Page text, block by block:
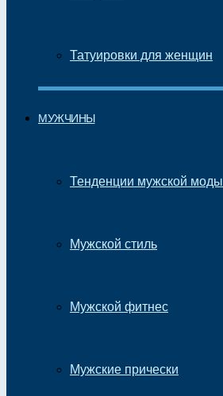
Татуировки для женщин
МУЖЧИНЫ
Тенденции мужской моды
Мужской стиль
Мужской фитнес
Мужские прически